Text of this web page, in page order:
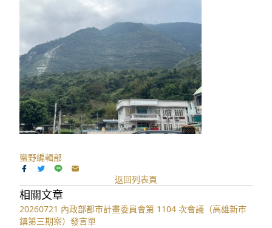
蠻野編輯部
返回列表頁
相關文章
20260721 內政部都市計畫委員會第 1104 次會議（高雄新市
鎮第三期案）發言單